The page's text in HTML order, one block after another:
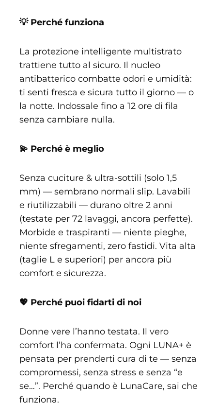
💡 Perché funziona
La protezione intelligente multistrato
trattiene tutto al sicuro. Il nucleo
antibatterico combatte odori e umidità:
ti senti fresca e sicura tutto il giorno — o
la notte. Indossale fino a 12 ore di fila
senza cambiare nulla.
💫 Perché è meglio
Senza cuciture & ultra-sottili (solo 1,5
mm) — sembrano normali slip. Lavabili
e riutilizzabili — durano oltre 2 anni
(testate per 72 lavaggi, ancora perfette).
Morbide e traspiranti — niente pieghe,
niente sfregamenti, zero fastidi. Vita alta
(taglie L e superiori) per ancora più
comfort e sicurezza.
💖 Perché puoi fidarti di noi
Donne vere l’hanno testata. Il vero
comfort l’ha confermata. Ogni LUNA+ è
pensata per prenderti cura di te — senza
compromessi, senza stress e senza “e
se…”. Perché quando è LunaCare, sai che
funziona.